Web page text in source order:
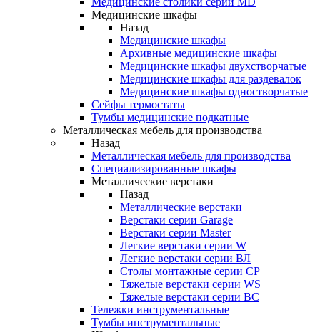
Медицинские шкафы
Назад
Медицинские шкафы
Архивные медицинские шкафы
Медицинские шкафы двухстворчатые
Медицинские шкафы для раздевалок
Медицинские шкафы одностворчатые
Сейфы термостаты
Тумбы медицинские подкатные
Металлическая мебель для производства
Назад
Металлическая мебель для производства
Cпециализированные шкафы
Металлические верстаки
Назад
Металлические верстаки
Верстаки серии Garage
Верстаки серии Master
Легкие верстаки серии W
Легкие верстаки серии ВЛ
Столы монтажные серии СР
Тяжелые верстаки серии WS
Тяжелые верстаки серии ВС
Тележки инструментальные
Тумбы инструментальные